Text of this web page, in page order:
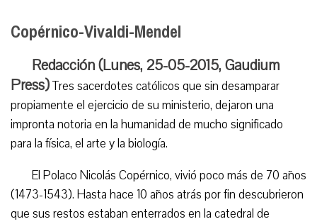
Copérnico-Vivaldi-Mendel
Redacción (Lunes, 25-05-2015, Gaudium
Press)Tres sacerdotes católicos que sin desamparar
propiamente el ejercicio de su ministerio, dejaron una
impronta notoria en la humanidad de mucho significado
para la física, el arte y la biología.
El Polaco Nicolás Copérnico, vivió poco más de 70 años
(1473-1543). Hasta hace 10 años atrás por fin descubrieron
que sus restos estaban enterrados en la catedral de